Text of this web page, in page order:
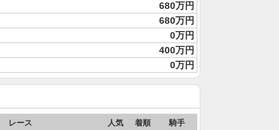
680万円
680万円
0万円
400万円
0万円
レース 人気 着順 騎手